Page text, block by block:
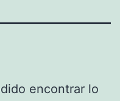
encontrar lo